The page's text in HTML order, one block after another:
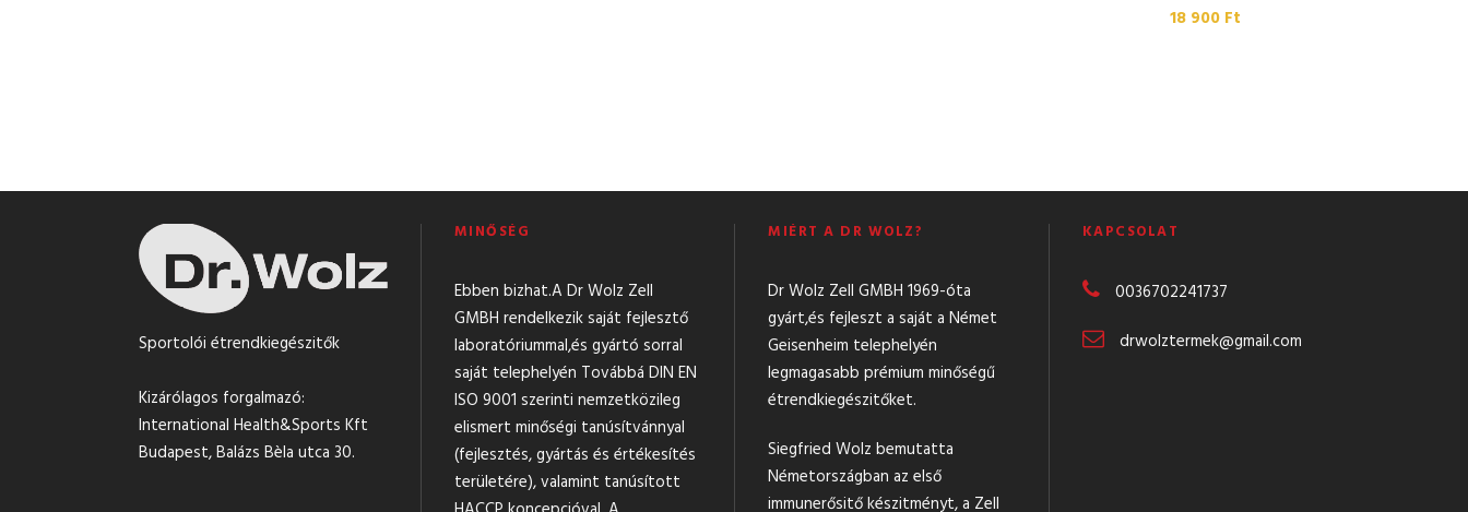
18 900 Ft
Sportolói étrendkiegészitők
Kizárólagos forgalmazó:
International Health&Sports Kft
Budapest, Balázs Bèla utca 30.
MINŐSÉG
Ebben bizhat.A Dr Wolz Zell
GMBH rendelkezik saját fejlesztő
laboratóriummal,és gyártó sorral
saját telephelyén Továbbá DIN EN
ISO 9001 szerinti nemzetközileg
elismert minőségi tanúsítvánnyal
(fejlesztés, gyártás és értékesítés
területére), valamint tanúsított
MIÉRT A DR WOLZ?
Dr Wolz Zell GMBH 1969-óta
gyárt,és fejleszt a saját a Német
Geisenheim telephelyén
legmagasabb prémium minőségű
étrendkiegészitőket.
Siegfried Wolz bemutatta
Németországban az első
immunerősitő készitményt, a Zell
KAPCSOLAT
0036702241737
drwolztermek@gmail.com